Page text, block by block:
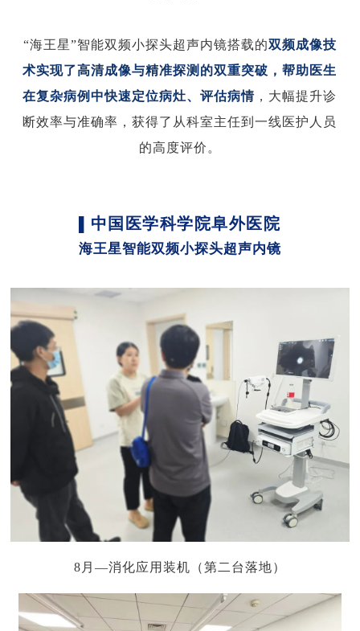
“海王星”智能双频小探头超声内镜搭载的双频成像技
术实现了高清成像与精准探测的双重突破，帮助医生
在复杂病例中快速定位病灶、评估病情 ，大幅提升诊
断效率与准确率，获得了从科室主任到一线医护人员
的高度评价。
中国医学科学院阜外医院
海王星智能双频小探头超声内镜
8月—消化应用装机（第二台落地）